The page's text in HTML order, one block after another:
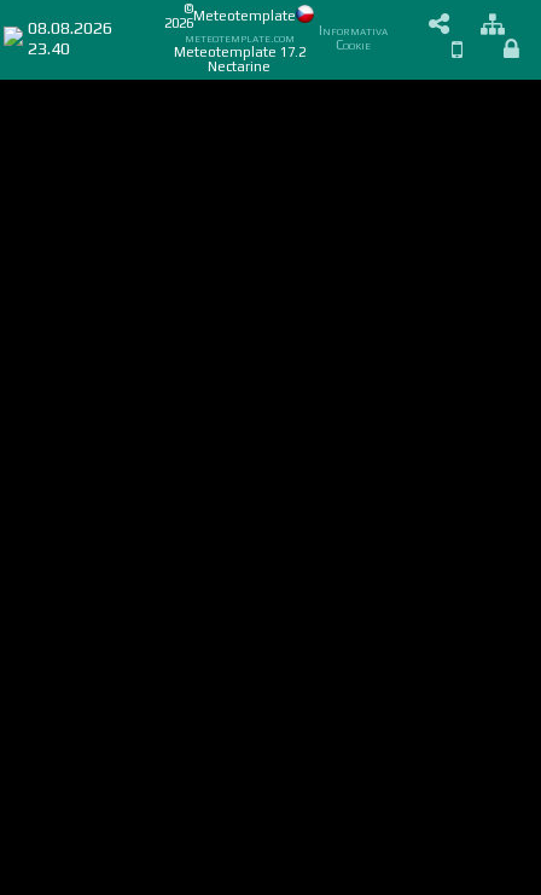
08.08.2026
23.40
©
2026Meteotemplate
meteotemplate.com
Meteotemplate 17.2
Nectarine
Informativa
Cookie